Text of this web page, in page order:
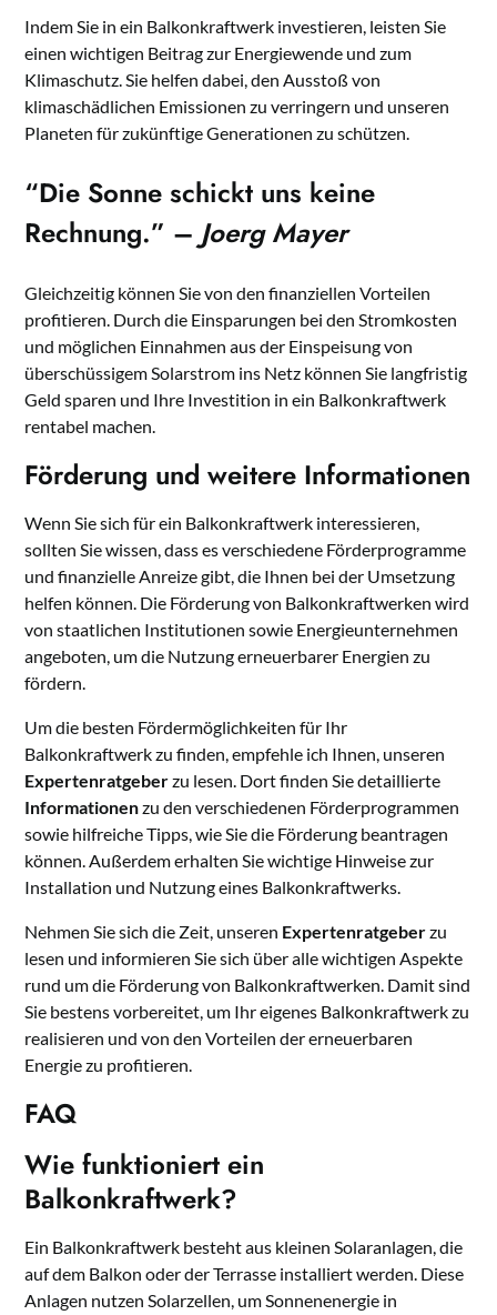
Indem Sie in ein Balkonkraftwerk investieren, leisten Sie
einen wichtigen Beitrag zur Energiewende und zum
Klimaschutz. Sie helfen dabei, den Ausstoß von
klimaschädlichen Emissionen zu verringern und unseren
Planeten für zukünftige Generationen zu schützen.
“Die Sonne schickt uns keine
Rechnung.” – Joerg Mayer
Gleichzeitig können Sie von den finanziellen Vorteilen
profitieren. Durch die Einsparungen bei den Stromkosten
und möglichen Einnahmen aus der Einspeisung von
überschüssigem Solarstrom ins Netz können Sie langfristig
Geld sparen und Ihre Investition in ein Balkonkraftwerk
rentabel machen.
Förderung und weitere Informationen
Wenn Sie sich für ein Balkonkraftwerk interessieren,
sollten Sie wissen, dass es verschiedene Förderprogramme
und finanzielle Anreize gibt, die Ihnen bei der Umsetzung
helfen können. Die Förderung von Balkonkraftwerken wird
von staatlichen Institutionen sowie Energieunternehmen
angeboten, um die Nutzung erneuerbarer Energien zu
fördern.
Um die besten Fördermöglichkeiten für Ihr
Balkonkraftwerk zu finden, empfehle ich Ihnen, unseren
Expertenratgeberzu lesen. Dort finden Sie detaillierte
Informationenzu den verschiedenen Förderprogrammen
sowie hilfreiche Tipps, wie Sie die Förderung beantragen
können. Außerdem erhalten Sie wichtige Hinweise zur
Installation und Nutzung eines Balkonkraftwerks.
Nehmen Sie sich die Zeit, unseren Expertenratgeberzu
lesen und informieren Sie sich über alle wichtigen Aspekte
rund um die Förderung von Balkonkraftwerken. Damit sind
Sie bestens vorbereitet, um Ihr eigenes Balkonkraftwerk zu
realisieren und von den Vorteilen der erneuerbaren
Energie zu profitieren.
FAQ
Wie funktioniert ein
Balkonkraftwerk?
Ein Balkonkraftwerk besteht aus kleinen Solaranlagen, die
auf dem Balkon oder der Terrasse installiert werden. Diese
Anlagen nutzen Solarzellen, um Sonnenenergie in